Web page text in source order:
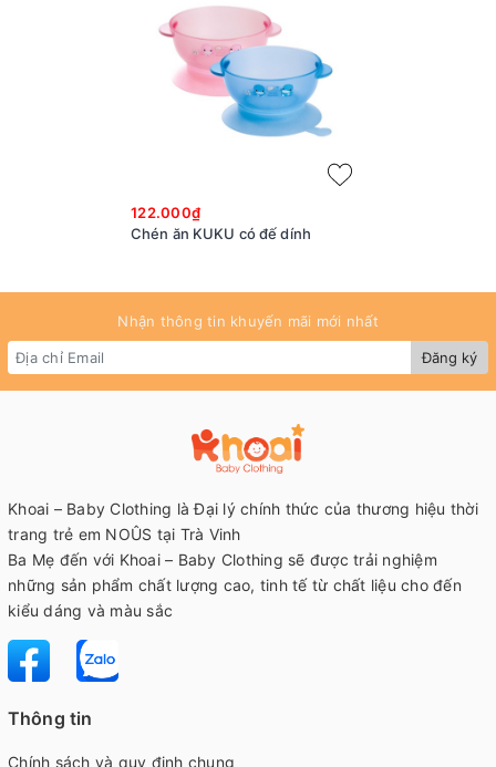
122.000₫
Chén ăn KUKU có đế dính
Nhận thông tin khuyến mãi mới nhất
Đăng ký
Khoai – Baby Clothing là Đại lý chính thức của thương hiệu thời
trang trẻ em NOÛS tại Trà Vinh
Ba Mẹ đến với Khoai – Baby Clothing sẽ được trải nghiệm
những sản phẩm chất lượng cao, tinh tế từ chất liệu cho đến
kiểu dáng và màu sắc
Thông tin
Chính sách và quy định chung